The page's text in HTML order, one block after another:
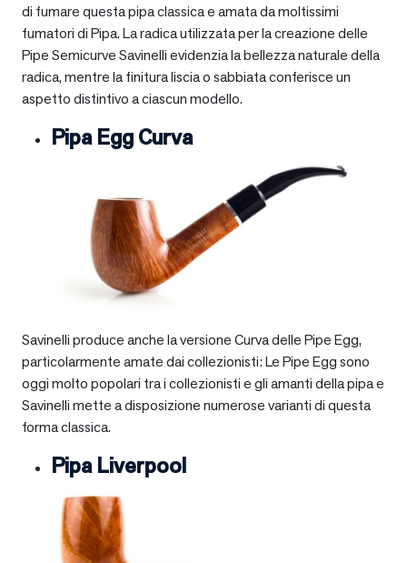
di fumare questa pipa classica e amata da moltissimi
fumatori di Pipa. La radica utilizzata per la creazione delle
Pipe Semicurve Savinelli evidenzia la bellezza naturale della
radica, mentre la finitura liscia o sabbiata conferisce un
aspetto distintivo a ciascun modello.
Pipa Egg Curva
Savinelli produce anche la versione Curva delle Pipe Egg,
particolarmente amate dai collezionisti: Le Pipe Egg sono
oggi molto popolari tra i collezionisti e gli amanti della pipa e
Savinelli mette a disposizione numerose varianti di questa
forma classica.
Pipa Liverpool